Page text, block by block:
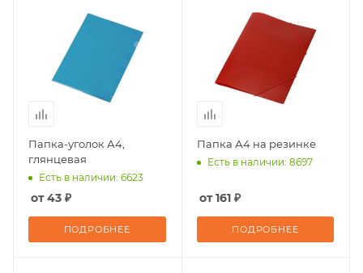
Папка-уголок А4,
глянцевая
Есть в наличии: 6623
от 43 ₽
ПОДРОБНЕЕ
Папка А4 на резинке
Есть в наличии: 8697
от 161 ₽
ПОДРОБНЕЕ